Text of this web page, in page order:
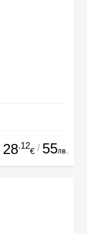
28.12
€ / 55лв.